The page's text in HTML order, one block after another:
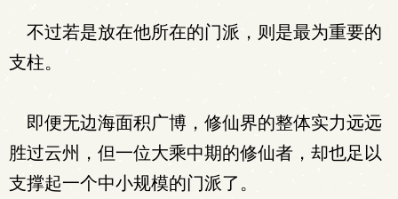
不过若是放在他所在的门派，则是最为重要的
支柱。
即便无边海面积广博，修仙界的整体实力远远
胜过云州，但一位大乘中期的修仙者，却也足以
支撑起一个中小规模的门派了。